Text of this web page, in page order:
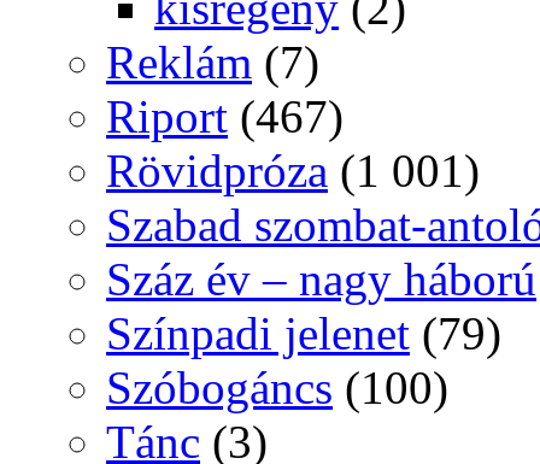
Reklám (7)
Riport (467)
Rövidpróza (1 001)
Szabad szombat-
Száz év – nagy háború
Színpadi jelenet (79)
Szóbogáncs (100)
Tánc (3)